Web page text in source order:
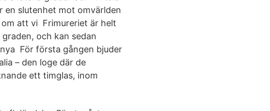
en slutenhet mot omvärlden
att vi Frimureriet är helt
och kan sedan
För första gången bjuder
– den loge där de
ett timglas, inom